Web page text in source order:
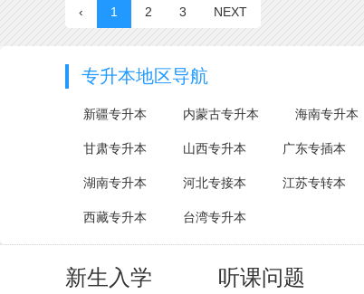
‹ 1 2 3 NEXT
专升本地区导航
新疆专升本 内蒙古专升本 海南专升本
甘肃专升本 山西专升本 广东专插本
湖南专升本 河北专接本 江苏专转本
西藏专升本 台湾专升本
新生入学 听课问题